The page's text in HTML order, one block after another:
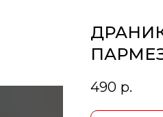
490 р.